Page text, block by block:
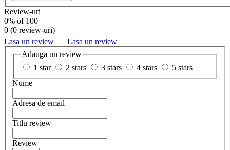
Review-uri
0% of 100
0 (0 review-uri)
Lasa un review
Lasa un review
Adauga un review
1 star
2 stars 3 stars 4 stars
5 stars
Nume
Adresa de email
Titlu review
Review